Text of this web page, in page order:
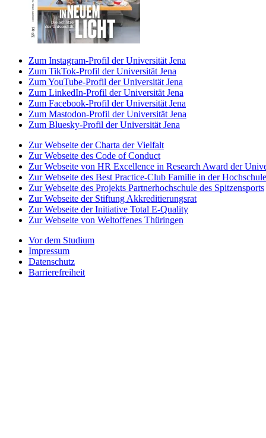
Zum Instagram-Profil der Universität Jena
Zum TikTok-Profil der Universität Jena
Zum YouTube-Profil der Universität Jena
Zum LinkedIn-Profil der Universität Jena
Zum Facebook-Profil der Universität Jena
Zum Mastodon-Profil der Universität Jena
Zum Bluesky-Profil der Universität Jena
Zur Webseite der Charta der Vielfalt
Zur Webseite des Code of Conduct
Zur Webseite von HR Excellence in Research Award der
Zur Webseite des Best Practice-Club Familie in der Hochschule
Zur Webseite des Projekts Partnerhochschule des Spitzensports
Zur Webseite der Stiftung Akkreditierungsrat
Zur Webseite der Initiative Total E-Quality
Zur Webseite von Weltoffenes Thüringen
Vor dem Studium
Impressum
Datenschutz
Barrierefreiheit